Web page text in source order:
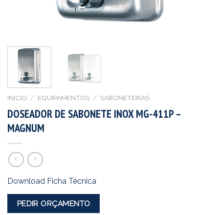
INÍCIO / EQUIPAMENTOS / SABONETEIRAS
DOSEADOR DE SABONETE INOX MG-411P –
MAGNUM
Download Ficha Técnica
PEDIR ORÇAMENTO